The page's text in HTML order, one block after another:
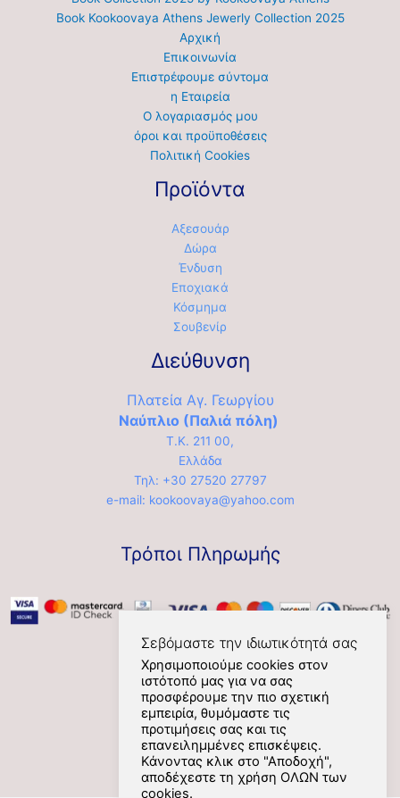
Book Kookoovaya Athens Jewerly Collection 2025
Αρχική
Επικοινωνία
Επιστρέφουμε σύντομα
η Εταιρεία
Ο λογαριασμός μου
όροι και προϋποθέσεις
Πολιτική Cookies
Προϊόντα
Αξεσουάρ
Δώρα
Ένδυση
Εποχιακά
Κόσμημα
Σουβενίρ
Διεύθυνση
Πλατεία Αγ. Γεωργίου
Ναύπλιο (Παλιά πόλη)
Τ.Κ. 211 00,
Ελλάδα
Τηλ: +30 27520 27797
e-mail: kookoovaya@yahoo.com
Τρόποι Πληρωμής
Social
Σεβόμαστε την ιδιωτικότητά σας
Χρησιμοποιούμε cookies στον
ιστότοπό μας για να σας
προσφέρουμε την πιο σχετική
εμπειρία, θυμόμαστε τις
προτιμήσεις σας και τις
επανειλημμένες επισκέψεις.
Κάνοντας κλικ στο "Αποδοχή",
αποδέχεστε τη χρήση ΟΛΩΝ των
cookies.